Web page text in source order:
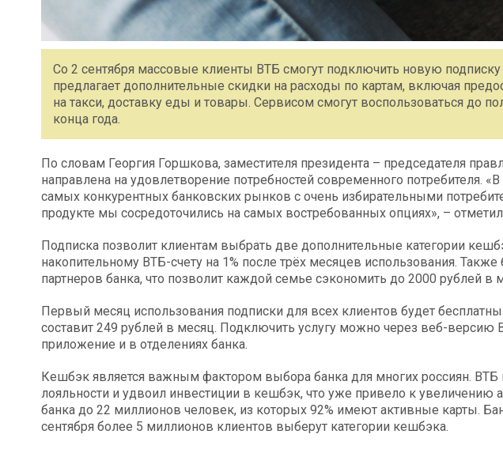
Со 2 сентября массовые клиенты ВТБ смогут подключить новую
предлагает дополнительные скидки на расходы по картам, включая
на такси, доставку еды и товары. Сервисом смогут воспользоваться до
конца года.
По словам Георгия Горшкова, заместителя президента – председателя
направлена на удовлетворение потребностей современного потребителя.
самых конкурентных банковских рынков с очень избирательными
продукте мы сосредоточились на самых востребованных опциях», –
Подписка позволит клиентам выбрать две дополнительные категории
накопительному ВТБ-счету на 1% после трёх месяцев использования.
партнеров банка, что позволит каждой семье сэкономить до 2000 рублей в
Первый месяц использования подписки для всех клиентов будет
составит 249 рублей в месяц. Подключить услугу можно через веб-версию
приложение и в отделениях банка.
Кешбэк является важным фактором выбора банка для многих россиян. ВТБ
лояльности и удвоил инвестиции в кешбэк, что уже привело к увеличению
банка до 22 миллионов человек, из которых 92% имеют активные карты.
сентября более 5 миллионов клиентов выберут категории кешбэка.